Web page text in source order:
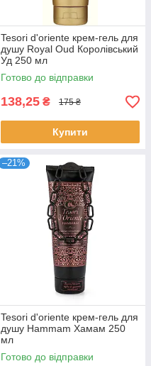
Tesori d'oriente крем-гель для
душу Royal Oud Королівський
Уд 250 мл
Готово до відправки
138,25 ₴ 175 ₴
Купити
–21%
Tesori d'oriente крем-гель для
душу Hammam Хамам 250
мл
Готово до відправки